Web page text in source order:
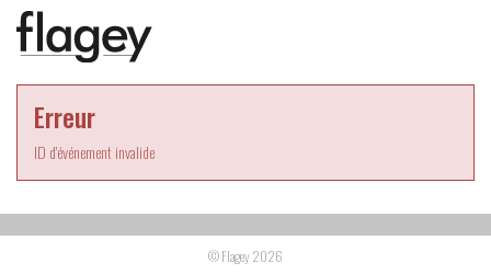
Erreur
ID d'événement invalide
© Flagey 2026